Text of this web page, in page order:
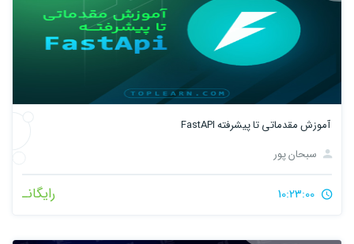
آموزش مقدماتی تا پیشرفته FastAPI
سبحان پور
رایگانـ